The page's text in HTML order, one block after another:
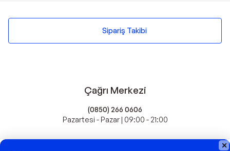
Sipariş Takibi
Çağrı Merkezi
(0850) 266 0606
Pazartesi - Pazar | 09:00 - 21:00